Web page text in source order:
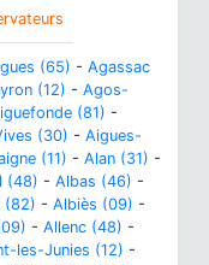
(65) - Agassac
(12) - Agos-
(81) -
(30) - Aigues-
(11) - Alan (31) -
(48) - Albas (46) -
(82) - Albiès (09) -
- Allenc (48) -
les-Junies (12) -